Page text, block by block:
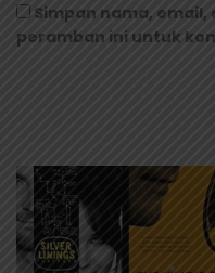
Simpan nama,
peramban ini untuk